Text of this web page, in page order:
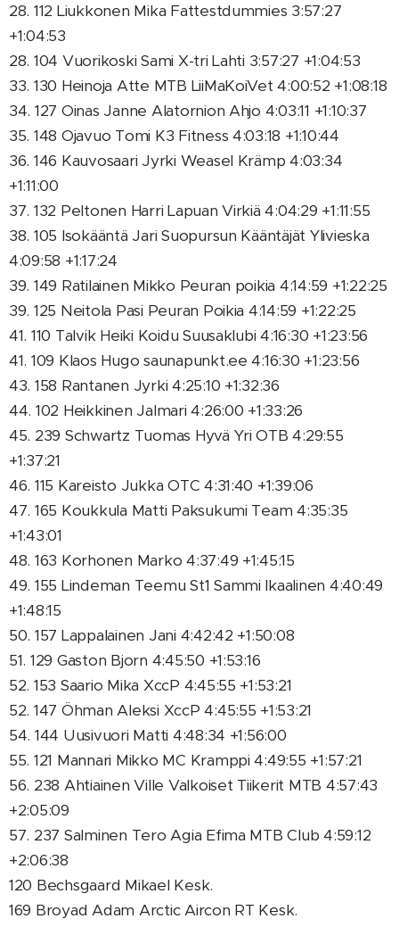
28. 112 Liukkonen Mika Fattestdummies 3:57:27
+1:04:53
28. 104 Vuorikoski Sami X-tri Lahti 3:57:27 +1:04:53
33. 130 Heinoja Atte MTB LiiMaKoiVet 4:00:52 +1:08:18
34. 127 Oinas Janne Alatornion Ahjo 4:03:11 +1:10:37
35. 148 Ojavuo Tomi K3 Fitness 4:03:18 +1:10:44
36. 146 Kauvosaari Jyrki Weasel Krämp 4:03:34
+1:11:00
37. 132 Peltonen Harri Lapuan Virkiä 4:04:29 +1:11:55
38. 105 Isokääntä Jari Suopursun Kääntäjät Ylivieska
4:09:58 +1:17:24
39. 149 Ratilainen Mikko Peuran poikia 4:14:59 +1:22:25
39. 125 Neitola Pasi Peuran Poikia 4:14:59 +1:22:25
41. 110 Talvik Heiki Koidu Suusaklubi 4:16:30 +1:23:56
41. 109 Klaos Hugo saunapunkt.ee 4:16:30 +1:23:56
43. 158 Rantanen Jyrki 4:25:10 +1:32:36
44. 102 Heikkinen Jalmari 4:26:00 +1:33:26
45. 239 Schwartz Tuomas Hyvä Yri OTB 4:29:55
+1:37:21
46. 115 Kareisto Jukka OTC 4:31:40 +1:39:06
47. 165 Koukkula Matti Paksukumi Team 4:35:35
+1:43:01
48. 163 Korhonen Marko 4:37:49 +1:45:15
49. 155 Lindeman Teemu St1 Sammi Ikaalinen 4:40:49
+1:48:15
50. 157 Lappalainen Jani 4:42:42 +1:50:08
51. 129 Gaston Bjorn 4:45:50 +1:53:16
52. 153 Saario Mika XccP 4:45:55 +1:53:21
52. 147 Öhman Aleksi XccP 4:45:55 +1:53:21
54. 144 Uusivuori Matti 4:48:34 +1:56:00
55. 121 Mannari Mikko MC Kramppi 4:49:55 +1:57:21
56. 238 Ahtiainen Ville Valkoiset Tiikerit MTB 4:57:43
+2:05:09
57. 237 Salminen Tero Agia Efima MTB Club 4:59:12
+2:06:38
120 Bechsgaard Mikael Kesk.
169 Broyad Adam Arctic Aircon RT Kesk.